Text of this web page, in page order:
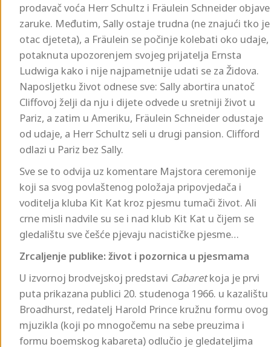
prodavač voća Herr Schultz i Fräulein Schneider objave
zaruke. Međutim, Sally ostaje trudna (ne znajući tko je
otac djeteta), a Fräulein se počinje kolebati oko udaje,
potaknuta upozorenjem svojeg prijatelja Ernsta
Ludwiga kako i nije najpametnije udati se za Židova.
Naposljetku život odnese sve: Sally abortira unatoč
Cliffovoj želji da nju i dijete odvede u sretniji život u
Pariz, a zatim u Ameriku, Fräulein Schneider odustaje
od udaje, a Herr Schultz seli u drugi pansion. Clifford
odlazi u Pariz bez Sally.
Sve se to odvija uz komentare Majstora ceremonije
koji sa svog povlaštenog položaja pripovjedača i
voditelja kluba Kit Kat kroz pjesmu tumači život. Ali
crne misli nadvile su se i nad klub Kit Kat u čijem se
gledalištu sve češće pjevaju nacističke pjesme…
Zrcaljenje publike: život i pozornica u pjesmama
U izvornoj brodvejskoj predstavi Cabaretkoja je prvi
puta prikazana publici 20. studenoga 1966. u kazalištu
Broadhurst, redatelj Harold Prince kružnu formu ovog
mjuzikla (koji po mnogočemu na sebe preuzima i
formu boemskog kabareta) odlučio je gledateljima